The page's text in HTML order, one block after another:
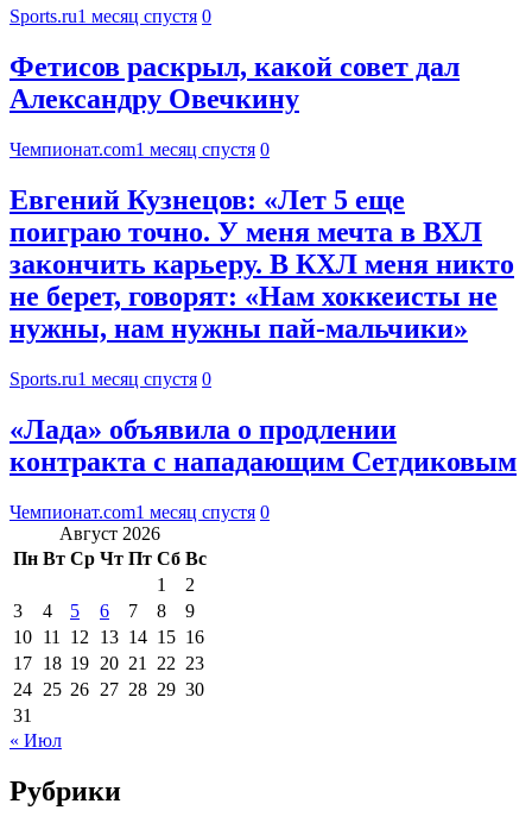
Sports.ru1 месяц спустя 0
Фетисов раскрыл, какой совет дал
Александру Овечкину
Чемпионат.com1 месяц спустя 0
Евгений Кузнецов: «Лет 5 еще
поиграю точно. У меня мечта в ВХЛ
закончить карьеру. В КХЛ меня никто
не берет, говорят: «Нам хоккеисты не
нужны, нам нужны пай-мальчики»
Sports.ru1 месяц спустя 0
«Лада» объявила о продлении
контракта с нападающим Сетдиковым
Чемпионат.com1 месяц спустя 0
Август 2026
Пн Вт Ср Чт Пт Сб Вс
1
2
3
4 5 6 7 8
9
10 11 12 13 14 15 16
17 18 19 20 21 22 23
24 25 26 27 28 29 30
31
« Июл
Рубрики